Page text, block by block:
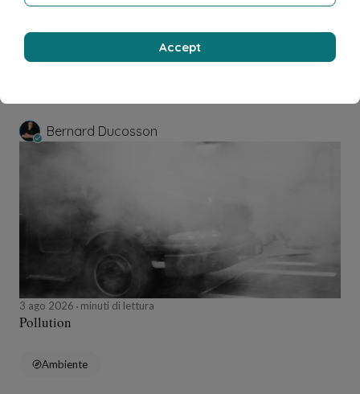
4 ago 20261 minuti di lettura
Bernard Ducosson
3 ago 2026 minuti di lettura
Pollution
Ambiente
Accept